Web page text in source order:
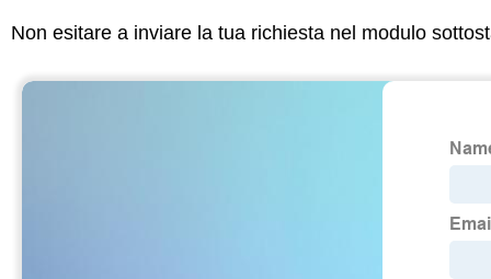
Non esitare a inviare la tua richiesta nel modulo